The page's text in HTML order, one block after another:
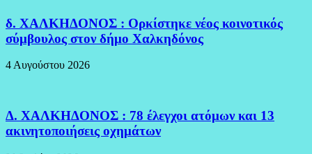
δ. ΧΑΛΚΗΔΟΝΟΣ : Ορκίστηκε νέος κοινοτικός
σύμβουλος στον δήμο Χαλκηδόνος
4 Αυγούστου 2026
Δ. ΧΑΛΚΗΔΟΝΟΣ : 78 έλεγχοι ατόμων και 13
ακινητοποιήσεις οχημάτων